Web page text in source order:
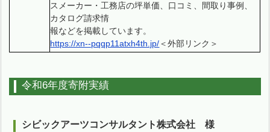
スメーカー・工務店の坪単価、口コミ、間取り事例、
カタログ請求情
報などを掲載しています。
https://xn--pqqp11atxh4th.jp/＜外部リンク＞
令和6年度寄附実績
シビックアーツコンサルタント株式会社 様